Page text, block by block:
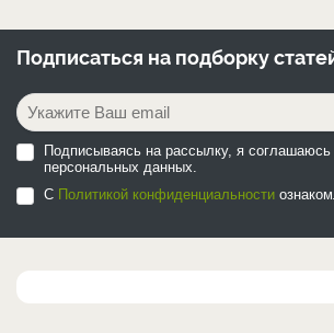
Подписаться на подборку
Подписываясь на рассылку, я соглашаюсь
персональных данных.
С Политикой конфиденциальности